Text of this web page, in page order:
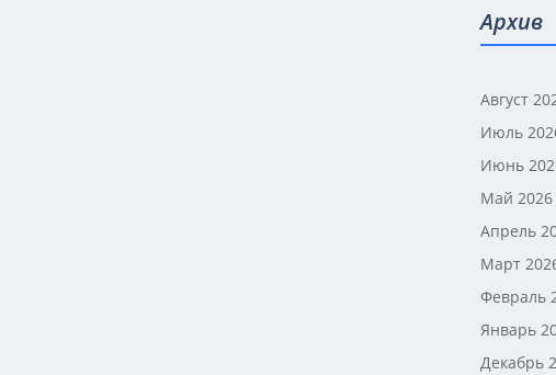
Архив
Август
Июль
Июнь
Май 2026
Апрель
Март
Февраль
Январь
Декабрь